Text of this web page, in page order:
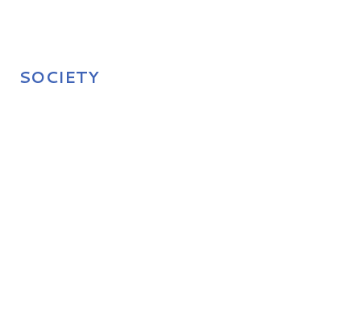
SOCIETY